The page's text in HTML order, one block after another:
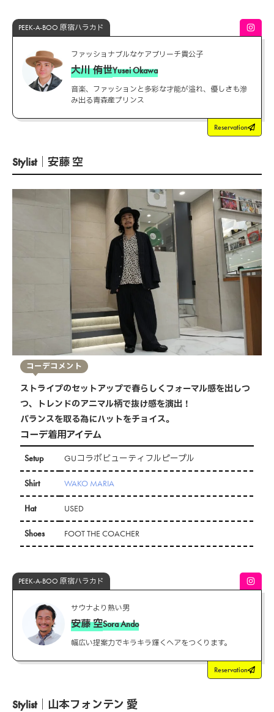
PEEK-A-BOO 原宿ハラカド
ファッショナブルなケアブリーチ貴公子
大川 侑世Yusei Okawa
音楽、ファッションと多彩な才能が溢れ、優しさも滲
み出る青森産プリンス
Reservation
Stylist｜安藤 空
コーデコメント
ストライプのセットアップで春らしくフォーマル感を出しつ
つ、トレンドのアニマル柄で抜け感を演出！
バランスを取る為にハットをチョイス。
コーデ着用アイテム
Setup GUコラボビューティフルピープル
Shirt WAKO MARIA
Hat USED
Shoes FOOT THE COACHER
PEEK-A-BOO 原宿ハラカド
サウナより熱い男
安藤 空Sora Ando
幅広い提案力でキラキラ輝くヘアをつくります。
Reservation
Stylist｜山本フォンテン 愛